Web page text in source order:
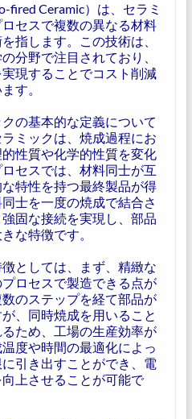
fired Ceramic）は、セラミ
セスで複数の異なる材料
指します。この技術は、
分野で注目されており、
現することでコスト削減
す。
の基本的な定義について
ミックは、焼成過程にお
性質や化学的性質を変化
セスでは、材料同士が互
特性を持つ最終製品が得
士を一度の焼成で結合さ
固な接続を実現し、部品
な特徴です。
としては、まず、精緻な
ロセスで製造できる点が
のステップを経て部品が
、同時焼成を用いること
ため、工場の生産効率が
度や時間の最適化によっ
引き出すことができ、電
上させることが可能で